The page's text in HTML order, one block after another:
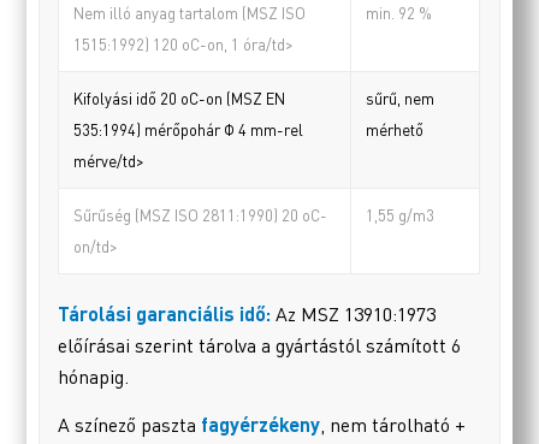
Nem illó anyag tartalom (MSZ ISO
1515:1992) 120 oC-on, 1 óra/td>
min. 92 %
Kifolyási idő 20 oC-on (MSZ EN
535:1994) mérőpohár Φ 4 mm-rel
mérve/td>
sűrű, nem
mérhető
Sűrűség (MSZ ISO 2811:1990) 20 oC-
on/td>
1,55 g/m3
Tárolási garanciális idő: Az MSZ 13910:1973
előírásai szerint tárolva a gyártástól számított 6
hónapig.
A színező paszta fagyérzékeny , nem tárolható +